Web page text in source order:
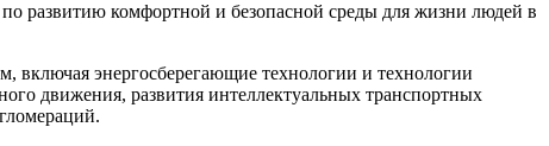
развитию комфортной и безопасной среды для жизни людей в
включая энергосберегающие технологии и технологии
движения, развития интеллектуальных транспортных